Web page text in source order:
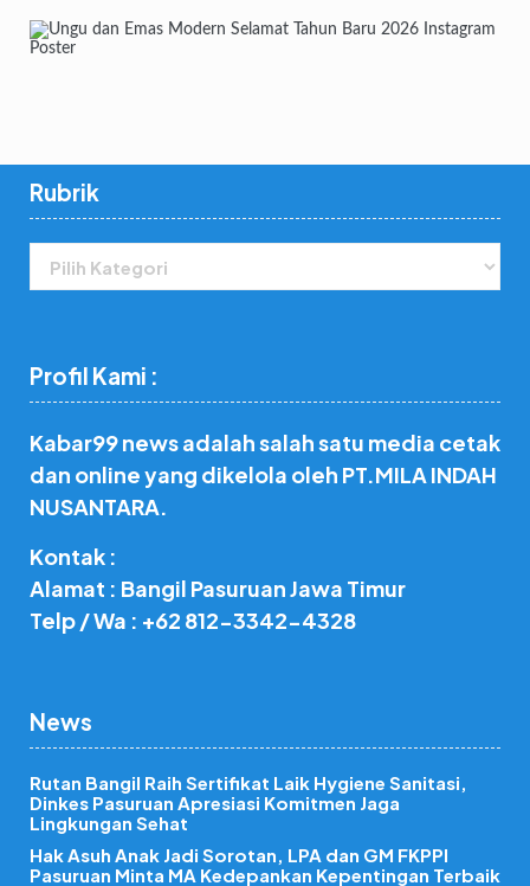
Rubrik
Profil Kami :
Kabar99 news adalah salah satu media cetak
dan online yang dikelola oleh PT.MILA INDAH
NUSANTARA.
Kontak :
Alamat : Bangil Pasuruan Jawa Timur
Telp / Wa : +62 812-3342-4328
News
Rutan Bangil Raih Sertifikat Laik Hygiene Sanitasi,
Dinkes Pasuruan Apresiasi Komitmen Jaga
Lingkungan Sehat
Hak Asuh Anak Jadi Sorotan, LPA dan GM FKPPI
Pasuruan Minta MA Kedepankan Kepentingan Terbaik